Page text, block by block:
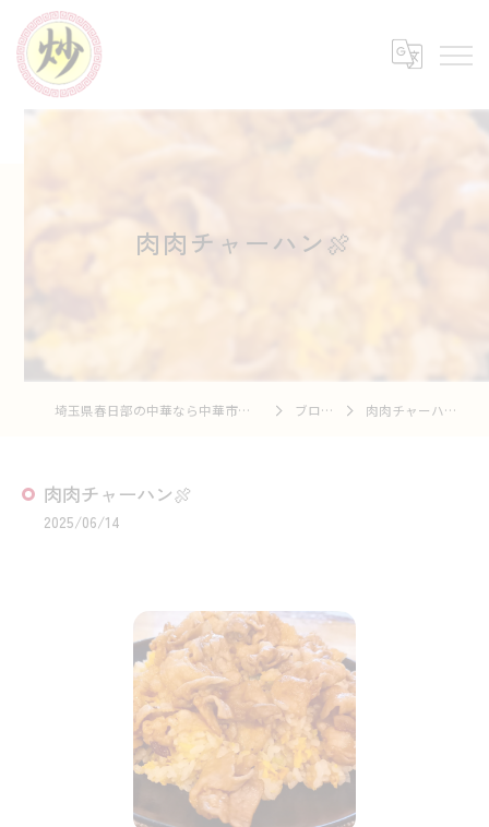
肉肉チャーハン🍖
埼玉県春日部の中華なら中華市場 炒 ブログ 肉肉チャーハン🍖
肉肉チャーハン🍖
2025/06/14